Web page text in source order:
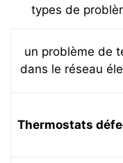
types de
un problème de
dans le réseau
Thermostats